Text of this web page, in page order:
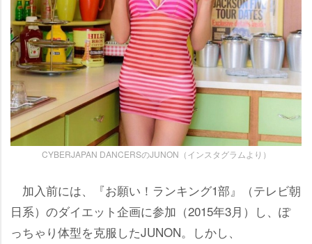
CYBERJAPAN DANCERSのJUNON（インスタグラムより）
加入前には、『お願い！ランキング1部』（テレビ朝
日系）のダイエット企画に参加（2015年3月）し、ぽ
っちゃり体型を克服したJUNON。しかし、